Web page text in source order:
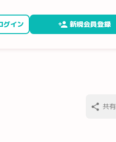
グイン 新規会員登録
共有